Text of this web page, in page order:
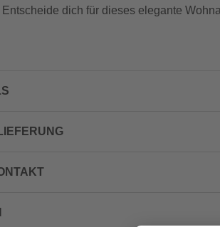
dich für dieses elegante